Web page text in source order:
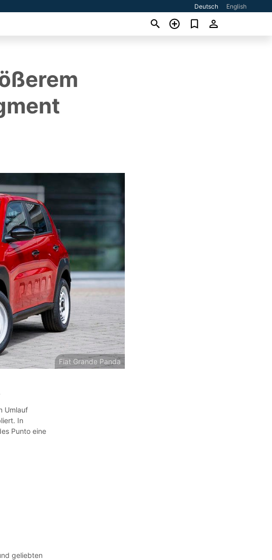
Deutsch English
Fiat Grande Panda
Umlauf
In
Punto eine
geliebten